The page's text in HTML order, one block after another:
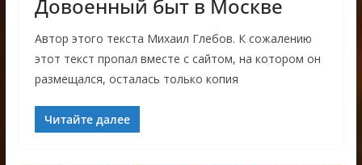
Довоенный быт в Москве
Автор этого текста Михаил Глебов. К сожалению
этот текст пропал вместе с сайтом, на котором он
размещался, осталась только копия
Читайте далее